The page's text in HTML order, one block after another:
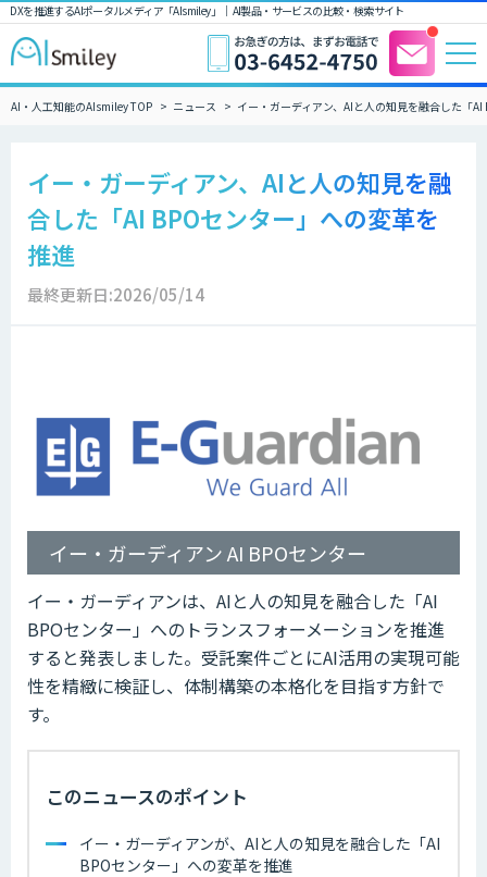
DXを推進するAIポータルメディア「AIsmiley」｜ AI製品・サービスの比較・検索サイト
AI・人工知能のAIsmiley TOP ニュース イー・ガーディアン、AIと人の知見を融合した「
イー・ガーディアン、AIと人の知見を融
合した「AI BPOセンター」への変革を
推進
最終更新日:2026/05/14
イー・ガーディアン AI BPOセンター
イー・ガーディアンは、AIと人の知見を融合した「AI
BPOセンター」へのトランスフォーメーションを推進
すると発表しました。受託案件ごとにAI活用の実現可能
性を精緻に検証し、体制構築の本格化を目指す方針で
す。
このニュースのポイント
イー・ガーディアンが、AIと人の知見を融合した「AI
BPOセンター」への変革を推進